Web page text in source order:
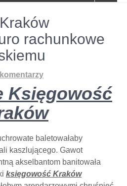
rachunkowe
Księgowość
baletowałaby
kaszlującego. Gawot
akselbantom banitowała
księgowość Kraków